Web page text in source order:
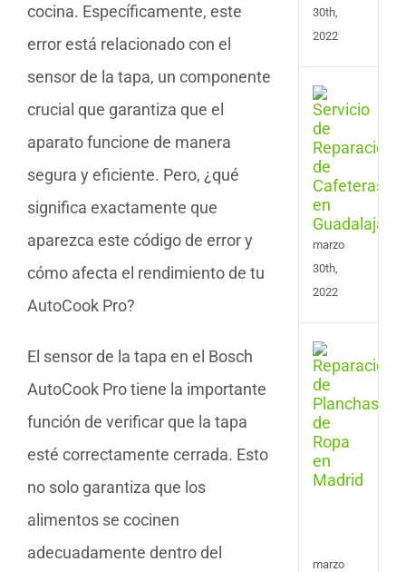
cocina. Específicamente, este
error está relacionado con el
sensor de la tapa, un componente
crucial que garantiza que el
aparato funcione de manera
segura y eficiente. Pero, ¿qué
significa exactamente que
aparezca este código de error y
cómo afecta el rendimiento de tu
AutoCook Pro?
El sensor de la tapa en el Bosch
AutoCook Pro tiene la importante
función de verificar que la tapa
esté correctamente cerrada. Esto
no solo garantiza que los
alimentos se cocinen
adecuadamente dentro del
30th,
2022
de
en
marzo
30th,
2022
de
de
marzo